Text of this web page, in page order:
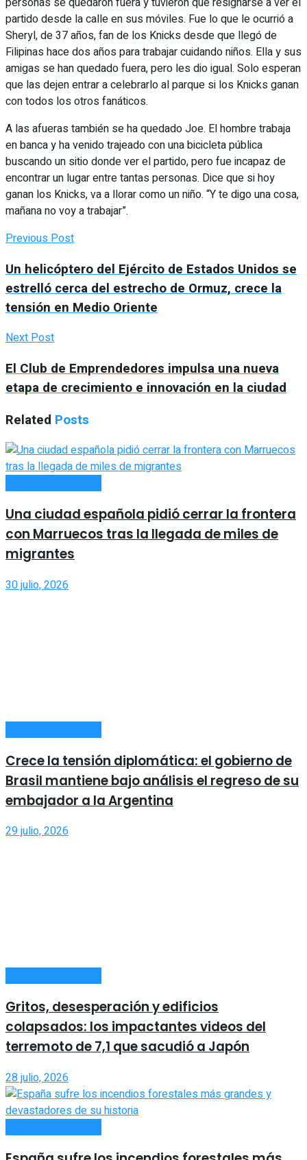
partido desde la calle en sus móviles. Fue lo que le ocurrió a
Sheryl, de 37 años, fan de los Knicks desde que llegó de
Filipinas hace dos años para trabajar cuidando niños. Ella y sus
amigas se han quedado fuera, pero les dio igual. Solo esperan
que las dejen entrar a celebrarlo al parque si los Knicks ganan
con todos los otros fanáticos.
A las afueras también se ha quedado Joe. El hombre trabaja
en banca y ha venido trajeado con una bicicleta pública
buscando un sitio donde ver el partido, pero fue incapaz de
encontrar un lugar entre tantas personas. Dice que si hoy
ganan los Knicks, va a llorar como un niño. “Y te digo una cosa,
mañana no voy a trabajar”.
Previous Post
Un helicóptero del Ejército de Estados Unidos se
estrelló cerca del estrecho de Ormuz, crece la
tensión en Medio Oriente
Next Post
El Club de Emprendedores impulsa una nueva
etapa de crecimiento e innovación en la ciudad
Related Posts
Una ciudad española pidió cerrar la frontera
con Marruecos tras la llegada de miles de
migrantes
30 julio, 2026
Crece la tensión diplomática: el gobierno de
Brasil mantiene bajo análisis el regreso de su
embajador a la Argentina
29 julio, 2026
Gritos, desesperación y edificios
colapsados: los impactantes videos del
terremoto de 7,1 que sacudió a Japón
28 julio, 2026